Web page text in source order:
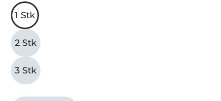
1 Stk
2 Stk
3 Stk